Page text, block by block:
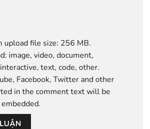
upload file size: 256 MB.
image, video, document,
interactive, text, code, other.
Facebook, Twitter and other
in the comment text will be